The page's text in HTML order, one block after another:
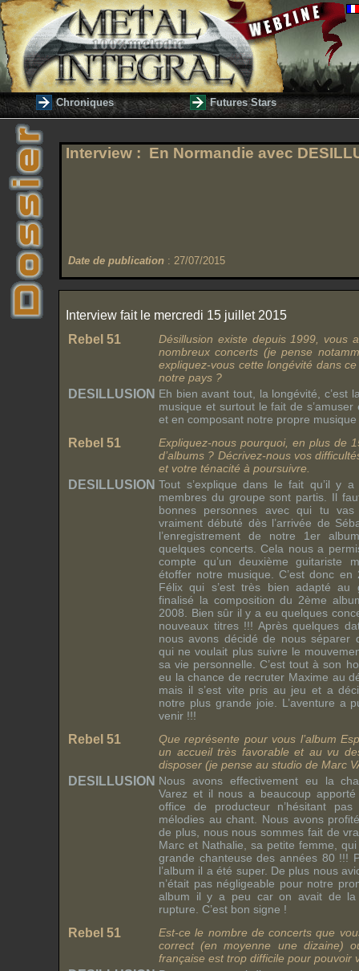
Chroniques Futures Stars
Interview : En Normandie avec
Date de publication : 27/07/2015
Interview fait le mercredi 15 juillet 2015
Rebel 51
Désillusion existe depuis 1999, vous
nombreux concerts (je pense
expliquez-vous cette longévité dans
notre pays ?
DESILLUSION Eh bien avant tout, la longévité, c’est
musique et surtout le fait de
et en composant notre propre musique
Rebel 51
Expliquez-nous pourquoi, en plus de
d’albums ? Décrivez-nous vos
et votre ténacité à poursuivre.
DESILLUSION Tout s’explique dans le fait qu’il y
membres du groupe sont partis. Il
bonnes personnes avec qui tu vas
vraiment débuté dès l’arrivée de
l’enregistrement de notre 1er
quelques concerts. Cela nous a
compte qu’un deuxième guitariste
étoffer notre musique. C’est donc
Félix qui s’est très bien adapté au
finalisé la composition du 2ème
2008. Bien sûr il y a eu quelques
nouveaux titres !!! Après quelques
nous avons décidé de nous séparer
qui ne voulait plus suivre le
sa vie personnelle. C’est tout à son
eu la chance de recruter Maxime au
mais il s’est vite pris au jeu et a
notre plus grande joie. L’aventure a
venir !!!
Rebel 51
Que représente pour vous l’album
un accueil très favorable et au vu
disposer (je pense au studio de Marc
DESILLUSION Nous avons effectivement eu la
Varez et il nous a beaucoup
office de producteur n’hésitant
mélodies au chant. Nous avons
de plus, nous nous sommes fait de
Marc et Nathalie, sa petite femme,
grande chanteuse des années 80 !!!
l’album il a été super. De plus nous
n’était pas négligeable pour notre
album il y a peu car on avait de la
rupture. C’est bon signe !
Rebel 51
Est-ce le nombre de concerts que
correct (en moyenne une dizaine)
française est trop difficile pour pouvoir